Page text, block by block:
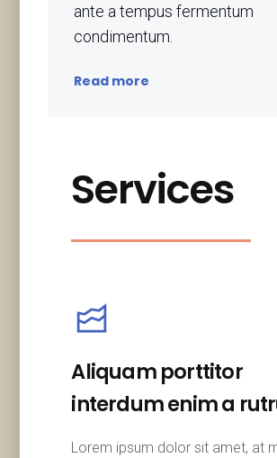
ante a tempus fermentum
condimentum.
Read more
Services
Aliquam porttitor
interdum enim a
Lorem ipsum dolor sit amet, at